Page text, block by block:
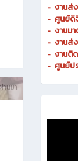
- งานพั
- งานส่ง
- ศูนย์ดิ